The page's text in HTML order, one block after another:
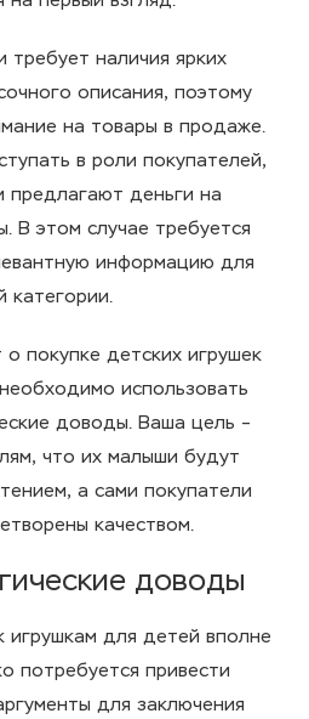
требует наличия ярких
описания, поэтому
на товары в продаже.
в роли покупателей,
предлагают деньги на
В этом случае требуется
информацию для
категории.
покупке детских игрушек
использовать
доводы. Ваша цель –
что их малыши будут
а сами покупатели
качеством.
доводы
игрушкам для детей вполне
потребуется привести
для заключения